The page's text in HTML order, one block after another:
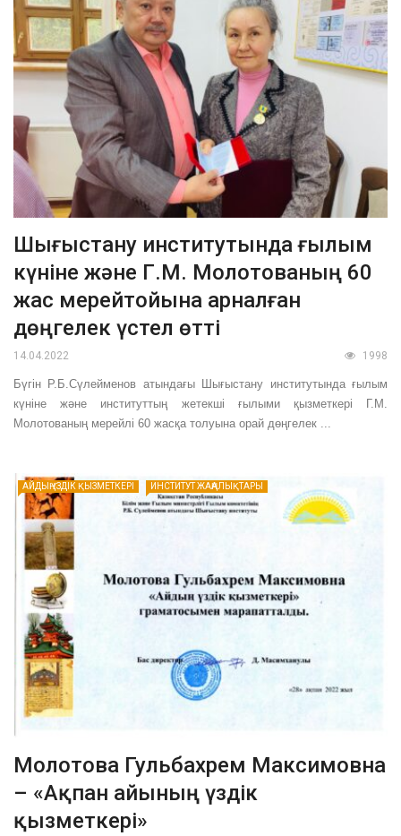
Шығыстану институтында ғылым
күніне және Г.М. Молотованың 60
жас мерейтойына арналған
дөңгелек үстел өтті
14.04.2022 1998
Бүгін Р.Б.Сүлейменов атындағы Шығыстану институтында ғылым
күніне және институттың жетекші ғылыми қызметкері Г.М.
Молотованың мерейлі 60 жасқа толуына орай дөңгелек ...
АЙДЫҢ ҮЗДІК ҚЫЗМЕТКЕРІ ИНСТИТУТ ЖАҢАЛЫҚТАРЫ
Молотова Гульбахрем Максимовна
– «Ақпан айының үздік
қызметкері»